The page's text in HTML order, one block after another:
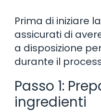
Prima di iniziare
assicurati di
a disposizione
durante il
Passo 1:
ingredienti